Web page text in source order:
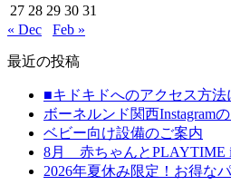
27 28 29 30 31
« Dec
Feb »
最近の投稿
■キドキドへのアクセス方法
ボーネルンド関西Instagram
ベビー向け設備のご案内
8月 赤ちゃんとPLAYTIME
2026年夏休み限定！お得な